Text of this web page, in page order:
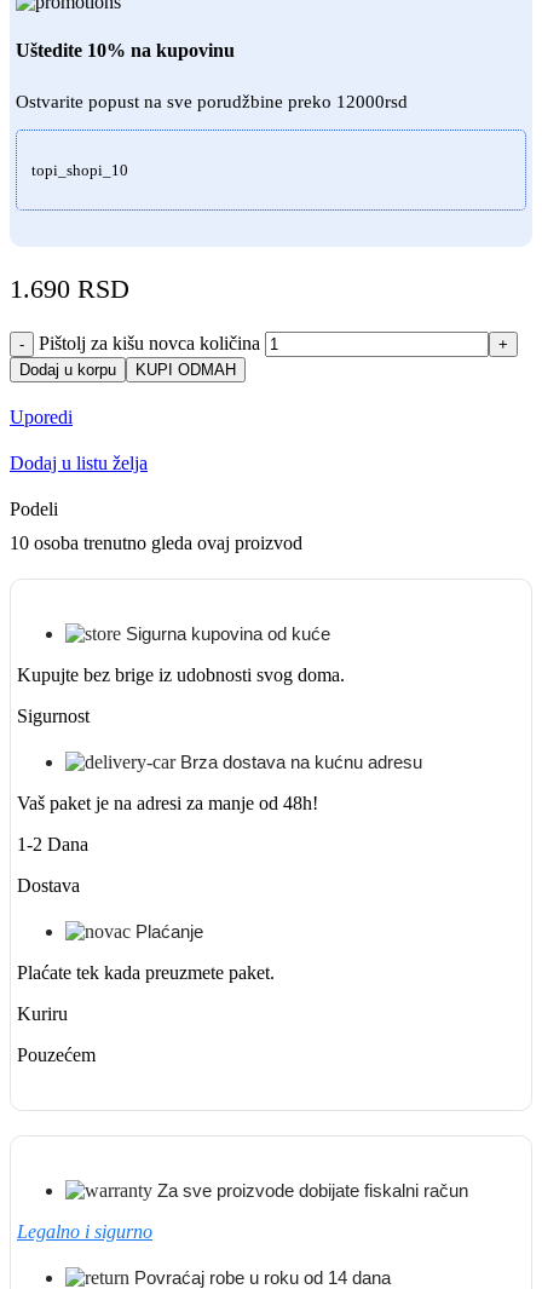
Uštedite 10% na kupovinu
Ostvarite popust na sve porudžbine preko 12000rsd
topi_shopi_10
1.690 RSD
- Pištolj za kišu novca količina
+
Dodaj u korpu
KUPI ODMAH
Uporedi
Dodaj u listu želja
Podeli
10 osoba trenutno gleda ovaj proizvod
Sigurna kupovina od kuće
Kupujte bez brige iz udobnosti svog doma.
Sigurnost
Brza dostava na kućnu adresu
Vaš paket je na adresi za manje od 48h!
1-2 Dana
Dostava
Plaćanje
Plaćate tek kada preuzmete paket.
Kuriru
Pouzećem
Za sve proizvode dobijate fiskalni račun
Legalno i sigurno
Povraćaj robe u roku od 14 dana